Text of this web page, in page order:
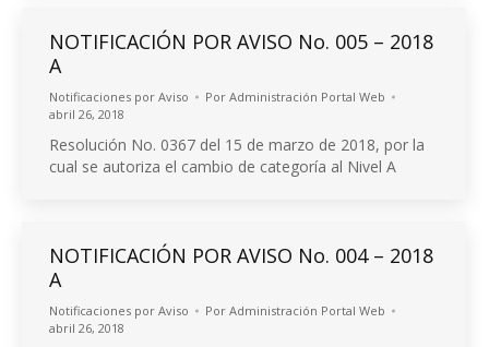
NOTIFICACIÓN POR AVISO No. 005 – 2018
A
Notificaciones por Aviso Por Administración Portal Web
abril 26, 2018
Resolución No. 0367 del 15 de marzo de 2018, por la
cual se autoriza el cambio de categoría al Nivel A
NOTIFICACIÓN POR AVISO No. 004 – 2018
A
Notificaciones por Aviso Por Administración Portal Web
abril 26, 2018